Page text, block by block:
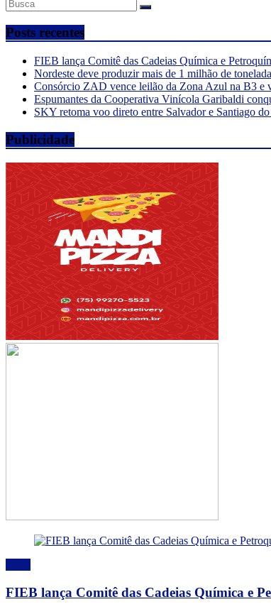
Posts recentes
FIEB lança Comitê das Cadeias Química e
Nordeste deve produzir mais de 1 milhão de
Consórcio ZAD vence leilão da Zona Azul na B3 e
Espumantes da Cooperativa Vinícola Garibaldi
SKY retoma voo direto entre Salvador e Santiago
Publicidade
FIEB lança Comitê das Cadeias Química e